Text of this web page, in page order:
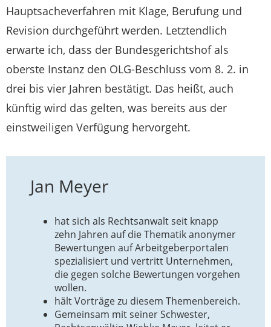
Hauptsacheverfahren mit Klage, Berufung und
Revision durchgeführt werden. Letztendlich
erwarte ich, dass der Bundesgerichtshof als
oberste Instanz den OLG-Beschluss vom 8. 2. in
drei bis vier Jahren bestätigt. Das heißt, auch
künftig wird das gelten, was bereits aus der
einstweiligen Verfügung hervorgeht.
Jan Meyer
hat sich als Rechtsanwalt seit knapp
zehn Jahren auf die Thematik anonymer
Bewertungen auf Arbeitgeberportalen
spezialisiert und vertritt Unternehmen,
die gegen solche Bewertungen vorgehen
wollen.
hält Vorträge zu diesem Themenbereich.
Gemeinsam mit seiner Schwester,